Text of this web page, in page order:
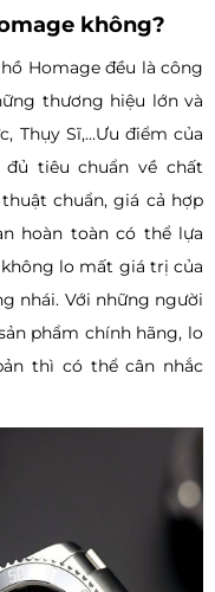
không?
Homage đều là công
thương hiệu lớn và
Thụy Sĩ,...Ưu điểm của
tiêu chuẩn về chất
chuẩn, giá cả hợp
hoàn toàn có thể lựa
lo mất giá trị của
nhái. Với những người
phẩm chính hãng, lo
thì có thể cân nhắc